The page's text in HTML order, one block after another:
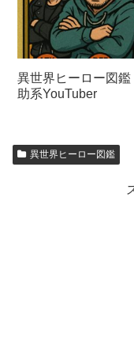
異世界ヒーロー図鑑
助系YouTuber
異世界ヒーロー図鑑